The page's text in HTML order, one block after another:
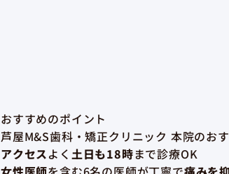
おすすめのポイント
芦屋M&S歯科・矯正クリニック 本院のお
アクセスよく 土日も18時まで診療OK